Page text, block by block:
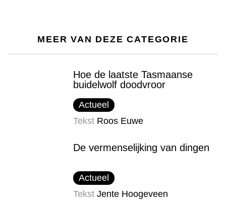
MEER VAN DEZE CATEGORIE
Hoe de laatste Tasmaanse
buidelwolf doodvroor
Actueel
Tekst Roos Euwe
De vermenselijking van dingen
Actueel
Tekst Jente Hoogeveen